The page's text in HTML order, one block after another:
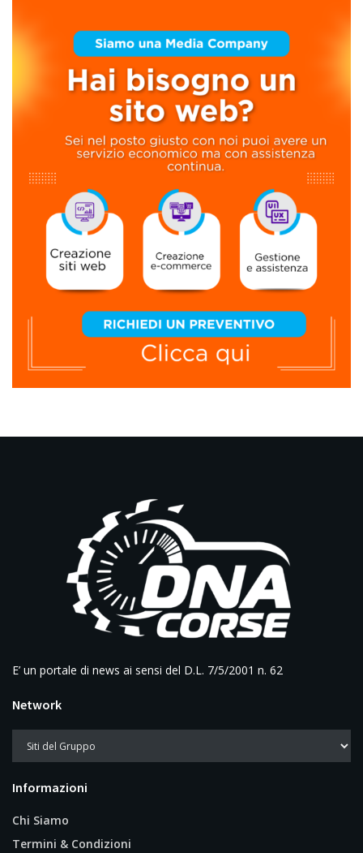
E’ un portale di news ai sensi del D.L. 7/5/2001 n. 62
Network
Informazioni
Chi Siamo
Termini & Condizioni